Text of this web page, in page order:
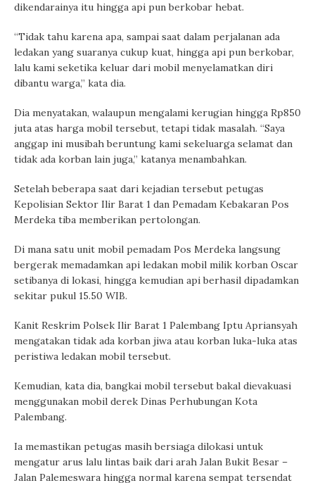
dikendarainya itu hingga api pun berkobar hebat.
“Tidak tahu karena apa, sampai saat dalam perjalanan ada
ledakan yang suaranya cukup kuat, hingga api pun berkobar,
lalu kami seketika keluar dari mobil menyelamatkan diri
dibantu warga,” kata dia.
Dia menyatakan, walaupun mengalami kerugian hingga Rp850
juta atas harga mobil tersebut, tetapi tidak masalah. “Saya
anggap ini musibah beruntung kami sekeluarga selamat dan
tidak ada korban lain juga,” katanya menambahkan.
Setelah beberapa saat dari kejadian tersebut petugas
Kepolisian Sektor Ilir Barat 1 dan Pemadam Kebakaran Pos
Merdeka tiba memberikan pertolongan.
Di mana satu unit mobil pemadam Pos Merdeka langsung
bergerak memadamkan api ledakan mobil milik korban Oscar
setibanya di lokasi, hingga kemudian api berhasil dipadamkan
sekitar pukul 15.50 WIB.
Kanit Reskrim Polsek Ilir Barat 1 Palembang Iptu Apriansyah
mengatakan tidak ada korban jiwa atau korban luka-luka atas
peristiwa ledakan mobil tersebut.
Kemudian, kata dia, bangkai mobil tersebut bakal dievakuasi
menggunakan mobil derek Dinas Perhubungan Kota
Palembang.
Ia memastikan petugas masih bersiaga dilokasi untuk
mengatur arus lalu lintas baik dari arah Jalan Bukit Besar –
Jalan Palemeswara hingga normal karena sempat tersendat